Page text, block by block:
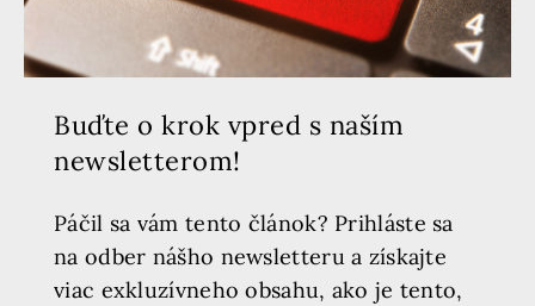
Buďte o krok vpred s naším
newsletterom!
Páčil sa vám tento článok? Prihláste sa
na odber nášho newsletteru a získajte
viac exkluzívneho obsahu, ako je tento,